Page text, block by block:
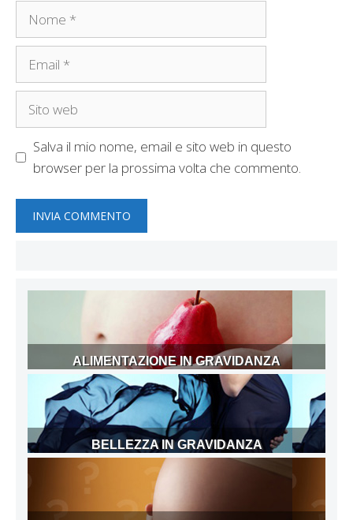
Nome
Email
Sito
Salva il mio nome, email e sito web in questo
browser per la prossima volta che commento.
ALIMENTAZIONE IN GRAVIDANZA
BELLEZZA IN GRAVIDANZA